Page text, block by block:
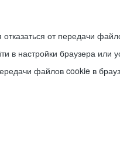
от передачи
в настройки браузера
файлов cookie в